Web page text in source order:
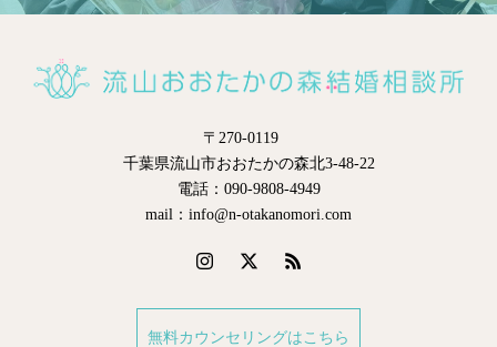
〒270-0119
千葉県流山市おおたかの森北3-48-22
電話：090-9808-4949
mail：info@n-otakanomori.com
無料カウンセリングはこちら